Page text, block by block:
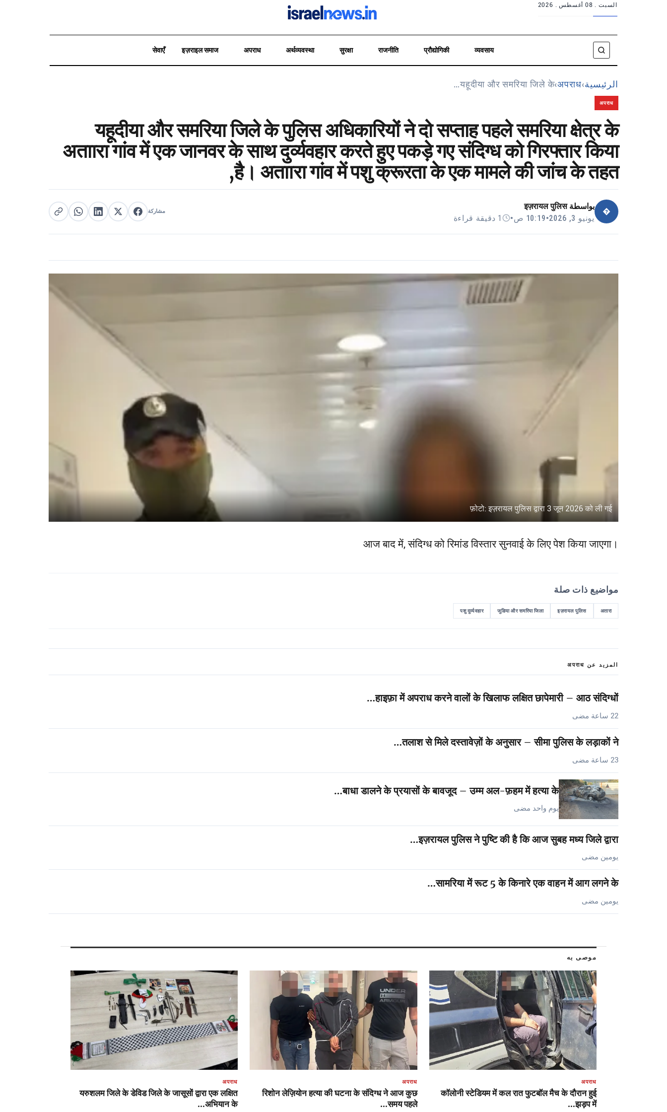
السبت . 08 أغسطس . 2026
व्यवसाय
प्रौद्योगिकी
राजनीति
सुरक्षा
अर्थव्यवस्था
अपराध
इज़राइल समाज
सेवाएँ
الرئيسية›
अपराध
›
यहूदीया और समरिया जिले के…
अपराध
यहूदीया और समरिया जिले के पुलिस अधिकारियों ने दो सप्ताह पहले समरिया क्षेत्र के
अताारा गांव में एक जानवर के साथ दुर्व्यवहार करते हुए पकड़े गए संदिग्ध को गिरफ्तार किया
है। अताारा गांव में पशु क्रूरता के एक मामले की जांच के तहत,
�
بواسطةइज़रायल पुलिस
يونيو 3, 2026
•10:19 ص • 1 دقيقة قراءة
مشاركة مشاركة على فيسبوك
مشاركة على Xمشاركة على لينكد إن
مشاركة على واتساب
نسخ الرابط
फ़ोटो: इज़रायल पुलिस द्वारा 3 जून 2026 को ली गई
आज बाद में, संदिग्ध को रिमांड विस्तार सुनवाई के लिए पेश किया जाएगा।
مواضيع ذات صلة
अतारा
इज़रायल पुलिस
जुडिया और समरिया जिला
पशु दुर्व्यवहार
المزيد عن अपराध
हाइफ़ा में अपराध करने वालों के खिलाफ लक्षित छापेमारी – आठ संदिग्धों…
22 ساعة مضى
तलाश से मिले दस्तावेज़ों के अनुसार – सीमा पुलिस के लड़ाकों ने…
23 ساعة مضى
बाधा डालने के प्रयासों के बावजूद – उम्म अल-फ़हम में हत्या के…
يوم واحد مضى
इज़रायल पुलिस ने पुष्टि की है कि आज सुबह मध्य जिले द्वारा…
يومين مضى
सामरिया में रूट 5 के किनारे एक वाहन में आग लगने के…
يومين مضى
موصى به
अपराध
कॉलोनी स्टेडियम में कल रात फुटबॉल मैच के दौरान हुई
झड़प में…
अपराध
रिशोन लेज़ियोन हत्या की घटना के संदिग्ध ने आज कुछ
समय पहले…
अपराध
यरुशलम जिले के डेविड जिले के जासूसों द्वारा एक लक्षित
अभियान के…